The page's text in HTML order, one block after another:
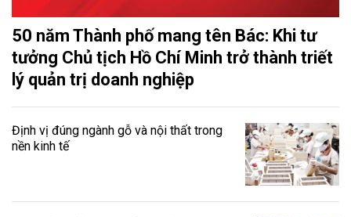
50 năm Thành phố mang tên Bác: Khi tư
tưởng Chủ tịch Hồ Chí Minh trở thành triết
lý quản trị doanh nghiệp
Định vị đúng ngành gỗ và nội thất trong
nền kinh tế